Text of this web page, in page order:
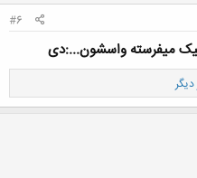
#6
میفرسته واسشون...:دی